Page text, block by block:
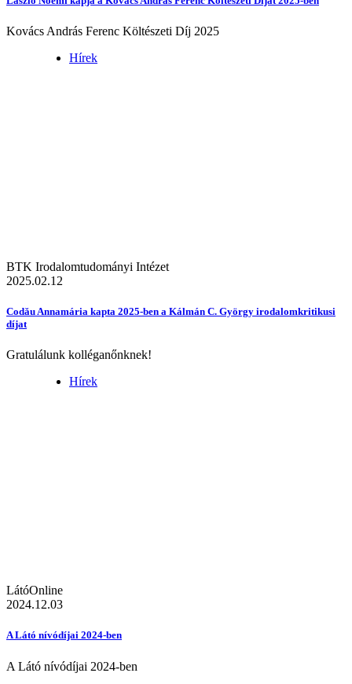
Kovács András Ferenc Költészeti Díj 2025
Hírek
BTK Irodalomtudományi Intézet
2025.02.12
Codău Annamária kapta 2025-ben a Kálmán C. György irodalomkritikusi
díjat
Gratulálunk kolléganőnknek!
Hírek
LátóOnline
2024.12.03
A Látó nívódíjai 2024-ben
A Látó nívódíjai 2024-ben